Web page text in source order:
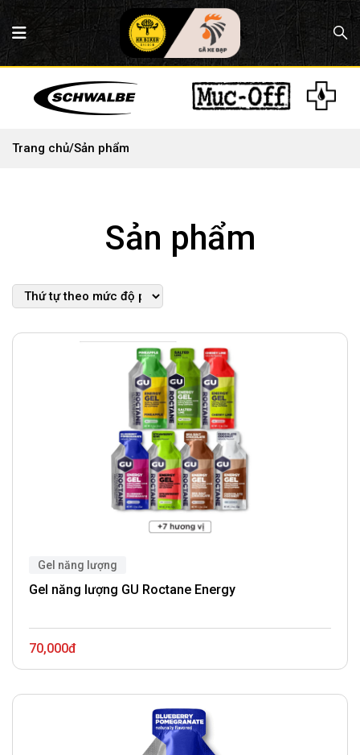
Trang chủ/Sản phẩm
Sản phẩm
Gel năng lượng
Gel năng lượng GU Roctane Energy
70,000đ